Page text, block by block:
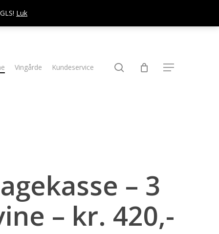
Vingårde Kundeservice Menu
– 3
– kr. 420,-
Luk